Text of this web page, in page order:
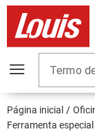
Termo
Página inicial
Ferramenta especial